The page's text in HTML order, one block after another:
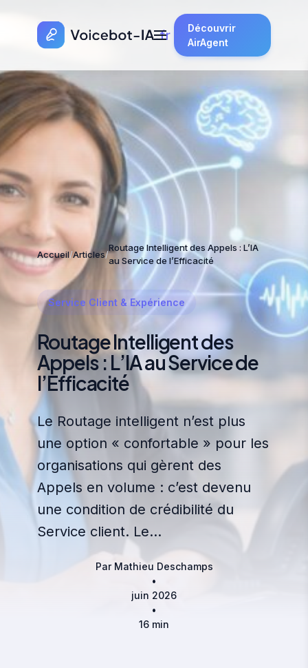
Découvrir
AirAgent
Accueil/Articles/
Routage Intelligent des Appels : L’IA
au Service de l’Efficacité
Service Client & Expérience
Routage Intelligent des
Appels : L’IA au Service de
l’Efficacité
Le Routage intelligent n’est plus
une option « confortable » pour les
organisations qui gèrent des
Appels en volume : c’est devenu
une condition de crédibilité du
Service client. Le…
Par Mathieu Deschamps
•
juin 2026
•
16 min